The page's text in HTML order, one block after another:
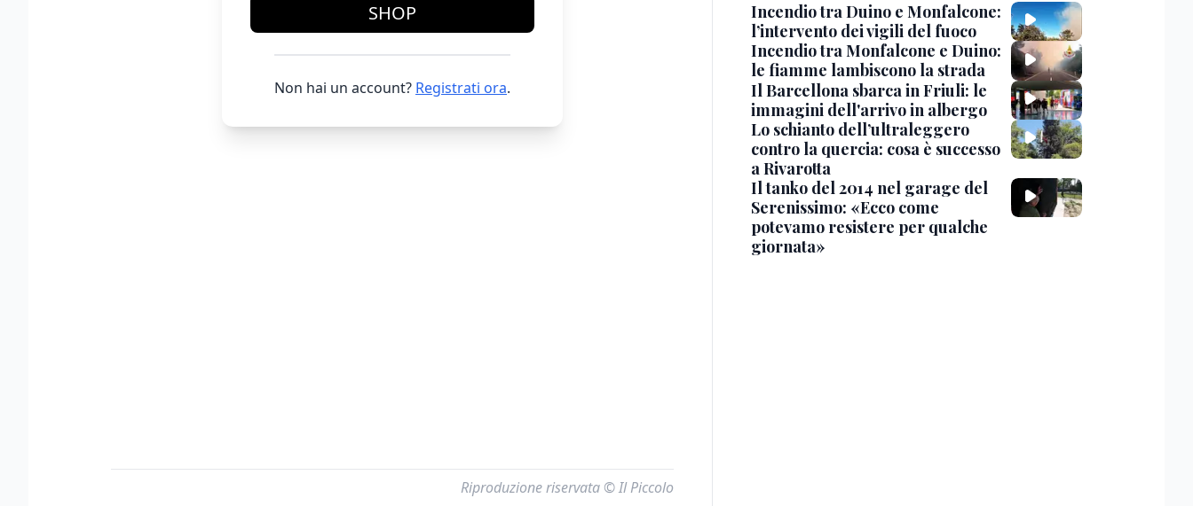
SHOP
Non hai un account? Registrati ora.
Riproduzione riservata © Il Piccolo
Incendio tra Duino e Monfalcone:
l’intervento dei vigili del fuoco
Incendio tra Monfalcone e Duino:
le fiamme lambiscono la strada
Il Barcellona sbarca in Friuli: le
immagini dell'arrivo in albergo
Lo schianto dell’ultraleggero
contro la quercia: cosa è successo
a Rivarotta
Il tanko del 2014 nel garage del
Serenissimo: «Ecco come
potevamo resistere per qualche
giornata»